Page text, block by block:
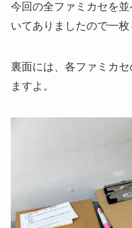
今回の全ファミカセを
いてありましたので一枚
裏面には、各ファミカ
ますよ。